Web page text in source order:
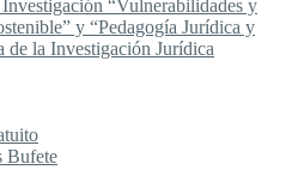
Investigación “Vulnerabilidades y
y “Pedagogía Jurídica y
de la Investigación Jurídica
Bufete